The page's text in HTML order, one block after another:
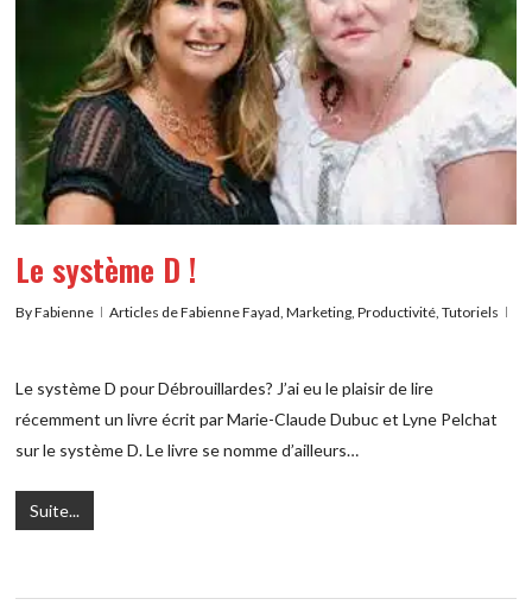
Le système D !
ByFabienne Articles de Fabienne Fayad,Marketing,Productivité,Tutoriels
Le système D pour Débrouillardes? J’ai eu le plaisir de lire
récemment un livre écrit par Marie-Claude Dubuc et Lyne Pelchat
sur le système D. Le livre se nomme d’ailleurs…
Suite...